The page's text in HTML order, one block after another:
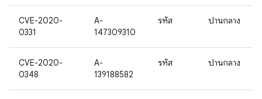
CVE-2020-
0331
A-
147309310
รหัส ปานกลาง
CVE-2020-
0348
A-
139188582
รหัส ปานกลาง